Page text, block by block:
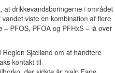
at drikkevandsboringerne i området
viste en kombination af flere
– PFOS, PFOA og PFHxS – lå over
Sjælland om at håndtere
kontakt til